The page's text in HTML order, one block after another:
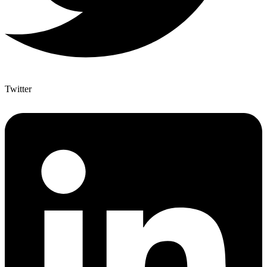
Twitter